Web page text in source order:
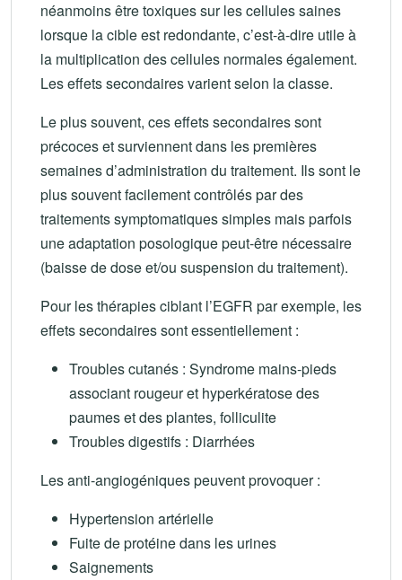
néanmoins être toxiques sur les cellules saines
lorsque la cible est redondante, c’est-à-dire utile à
la multiplication des cellules normales également.
Les effets secondaires varient selon la classe.
Le plus souvent, ces effets secondaires sont
précoces et surviennent dans les premières
semaines d’administration du traitement. Ils sont le
plus souvent facilement contrôlés par des
traitements symptomatiques simples mais parfois
une adaptation posologique peut-être nécessaire
(baisse de dose et/ou suspension du traitement).
Pour les thérapies ciblant l’EGFR par exemple, les
effets secondaires sont essentiellement :
Troubles cutanés : Syndrome mains-pieds
associant rougeur et hyperkératose des
paumes et des plantes, folliculite
Troubles digestifs : Diarrhées
Les anti-angiogéniques peuvent provoquer :
Hypertension artérielle
Fuite de protéine dans les urines
Saignements